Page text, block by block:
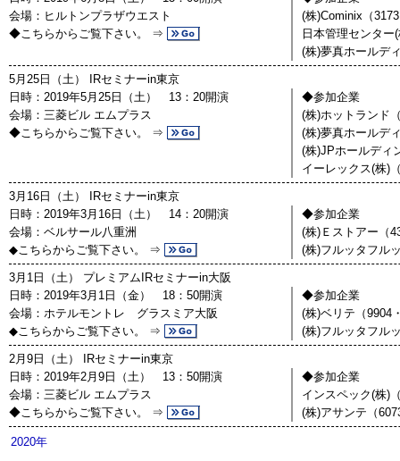
会場：ヒルトンプラザウエスト
◆こちらからご覧下さい。 ⇒
(株)Cominix（
日本管理センター
(株)夢真ホールデ
5月25日（土） IRセミナーin東京
日時：2019年5月25日（土） 13：20開演
会場：三菱ビル エムプラス
◆こちらからご覧下さい。 ⇒
◆参加企業
(株)ホットランド
(株)夢真ホールデ
(株)JPホールディ
イーレックス(株)
3月16日（土） IRセミナーin東京
日時：2019年3月16日（土） 14：20開演
会場：ベルサール八重洲
◆こちらからご覧下さい。 ⇒
◆参加企業
(株)Ｅストアー（
(株)フルッタフル
3月1日（土） プレミアムIRセミナーin大阪
日時：2019年3月1日（金） 18：50開演
会場：ホテルモントレ グラスミア大阪
◆こちらからご覧下さい。 ⇒
◆参加企業
(株)ベリテ（9904
(株)フルッタフル
2月9日（土） IRセミナーin東京
日時：2019年2月9日（土） 13：50開演
会場：三菱ビル エムプラス
◆こちらからご覧下さい。 ⇒
◆参加企業
インスペック(株)
(株)アサンテ（
2020年